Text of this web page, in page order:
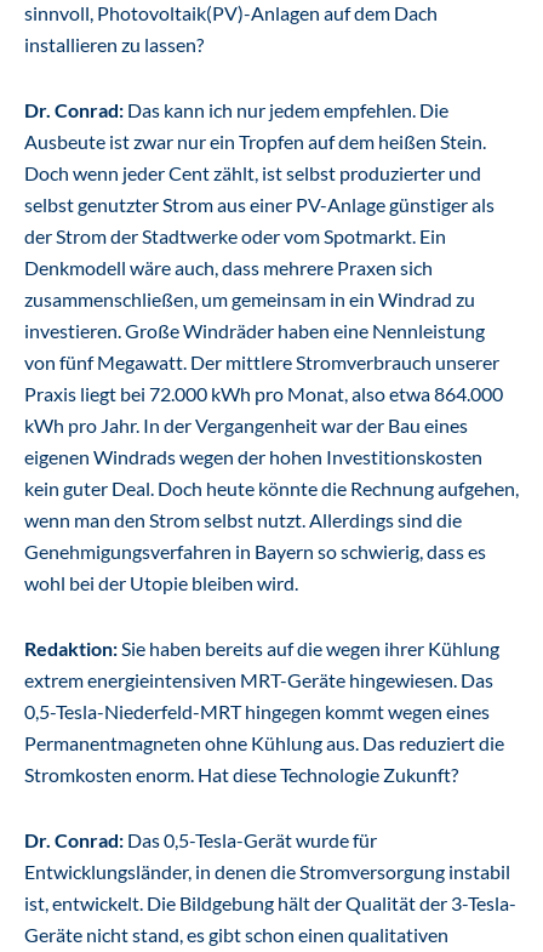
sinnvoll, Photovoltaik(PV)-Anlagen auf dem Dach
installieren zu lassen?
Dr. Conrad: Das kann ich nur jedem empfehlen. Die
Ausbeute ist zwar nur ein Tropfen auf dem heißen Stein.
Doch wenn jeder Cent zählt, ist selbst produzierter und
selbst genutzter Strom aus einer PV-Anlage günstiger als
der Strom der Stadtwerke oder vom Spotmarkt. Ein
Denkmodell wäre auch, dass mehrere Praxen sich
zusammenschließen, um gemeinsam in ein Windrad zu
investieren. Große Windräder haben eine Nennleistung
von fünf Megawatt. Der mittlere Stromverbrauch unserer
Praxis liegt bei 72.000 kWh pro Monat, also etwa 864.000
kWh pro Jahr. In der Vergangenheit war der Bau eines
eigenen Windrads wegen der hohen Investitionskosten
kein guter Deal. Doch heute könnte die Rechnung aufgehen,
wenn man den Strom selbst nutzt. Allerdings sind die
Genehmigungsverfahren in Bayern so schwierig, dass es
wohl bei der Utopie bleiben wird.
Redaktion:Sie haben bereits auf die wegen ihrer Kühlung
extrem energieintensiven MRT-Geräte hingewiesen. Das
0,5-Tesla-Niederfeld-MRT hingegen kommt wegen eines
Permanentmagneten ohne Kühlung aus. Das reduziert die
Stromkosten enorm. Hat diese Technologie Zukunft?
Dr. Conrad: Das 0,5-Tesla-Gerät wurde für
Entwicklungsländer, in denen die Stromversorgung instabil
ist, entwickelt. Die Bildgebung hält der Qualität der 3-Tesla-
Geräte nicht stand, es gibt schon einen qualitativen